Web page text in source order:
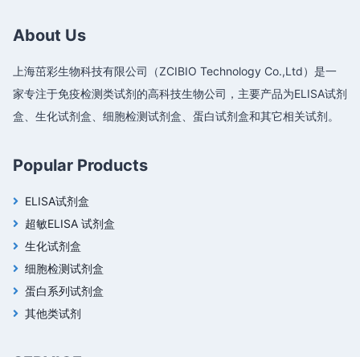
About Us
上海茁彩生物科技有限公司（ZCIBIO Technology Co.,Ltd）是一
家专注于免疫检测类试剂的高科技生物公司，主要产品为ELISA试剂
盒、生化试剂盒、细胞检测试剂盒、蛋白试剂盒和其它相关试剂。
Popular Products
ELISA试剂盒
超敏ELISA 试剂盒
生化试剂盒
细胞检测试剂盒
蛋白系列试剂盒
其他类试剂